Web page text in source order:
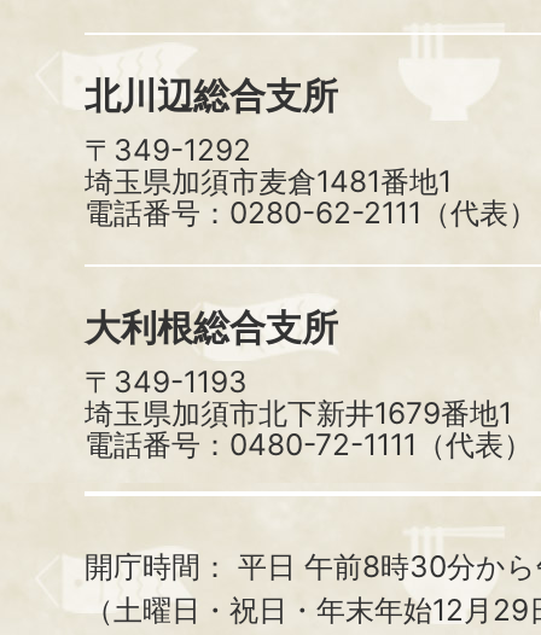
北川辺総合支所
〒349-1292
埼玉県加須市麦倉1481番地1
電話番号：0280-62-2111（代表）
大利根総合支所
〒349-1193
埼玉県加須市北下新井1679番地1
電話番号：0480-72-1111（代表）
開庁時間： 平日 午前8時30分か
（土曜日・祝日・年末年始12月